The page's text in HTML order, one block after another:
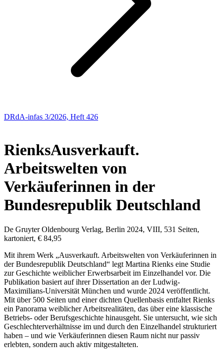
DRdA-infas 3/2026, Heft 426
RienksAusverkauft.
Arbeitswelten von
Verkäuferinnen in der
Bundesrepublik Deutschland
De Gruyter Oldenbourg Verlag, Berlin 2024, VIII, 531 Seiten,
kartoniert, € 84,95
Mit ihrem Werk „Ausverkauft. Arbeitswelten von Verkäuferinnen in
der Bundesrepublik Deutschland“ legt Martina Rienks eine Studie
zur Geschichte weiblicher Erwerbsarbeit im Einzelhandel vor. Die
Publikation basiert auf ihrer Dissertation an der Ludwig-
Maximilians-Universität München und wurde 2024 veröffentlicht.
Mit über 500 Seiten und einer dichten Quellenbasis entfaltet Rienks
ein Panorama weiblicher Arbeitsrealitäten, das über eine klassische
Betriebs- oder Berufsgeschichte hinausgeht. Sie untersucht, wie sich
Geschlechterverhältnisse im und durch den Einzelhandel strukturiert
haben – und wie Verkäuferinnen diesen Raum nicht nur passiv
erlebten, sondern auch aktiv mitgestalteten.